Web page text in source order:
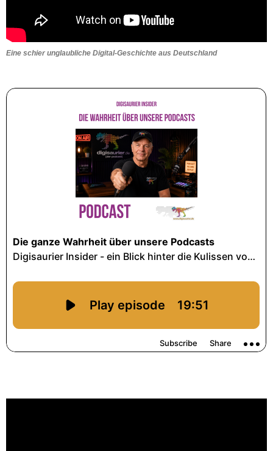
Eine schier unglaubliche Digital-Geschichte aus Deutschland